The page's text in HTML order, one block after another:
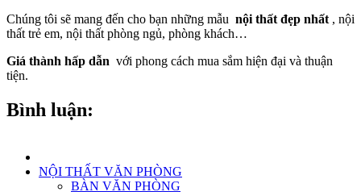
Chúng tôi sẽ mang đến cho bạn những mẫu nội thất đẹp nhất , nội
thất trẻ em, nội thất phòng ngủ, phòng khách…
Giá thành hấp dẫn với phong cách mua sắm hiện đại và thuận
tiện.
Bình luận:
NỘI THẤT VĂN PHÒNG
BÀN VĂN PHÒNG